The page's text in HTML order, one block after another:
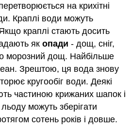
на крихітні
Краплі води можуть
краплі стають досить
якопади - дощ, сніг,
морозний дощ. Найбільше
Зрештою, ця вода знову
кругообіг води. Деякі
частиною крижаних шапок і
можуть зберігати
сотень років і довше.